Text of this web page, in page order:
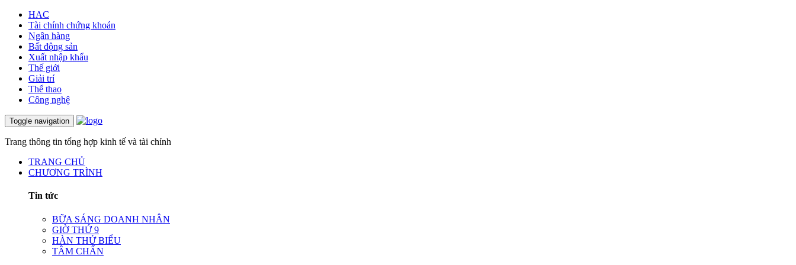
HAC
Tài chính chứng khoán
Ngân hàng
Bất động sản
Xuất nhập khẩu
Thế giới
Giải trí
Thể thao
Công nghệ
Toggle navigation
Trang thông tin tổng hợp kinh tế và tài chính
TRANG CHỦ
CHƯƠNG TRÌNH
Tin tức
BỮA SÁNG DOANH NHÂN
GIỜ THỨ 9
HÀN THỬ BIỂU
TÂM CHẤN